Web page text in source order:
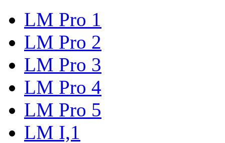
LM Pro 1
LM Pro 2
LM Pro 3
LM Pro 4
LM Pro 5
LM I,1